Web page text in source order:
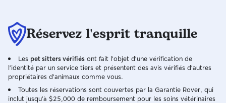
Réservez l'esprit tranquille
Les pet sitters vérifiés ont fait l'objet d'une vérification de
l'identité par un service tiers et présentent des avis vérifiés d'autres
propriétaires d'animaux comme vous.
Toutes les réservations sont couvertes par la Garantie Rover, qui
inclut jusqu'à $25,000 de remboursement pour les soins vétérinaires